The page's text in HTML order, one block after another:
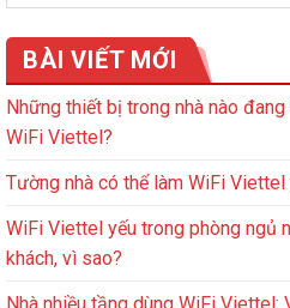
BÀI VIẾT MỚI
Những thiết bị trong nhà nào
WiFi Viettel?
Tường nhà có thể làm WiFi
WiFi Viettel yếu trong phòng ngủ
khách, vì sao?